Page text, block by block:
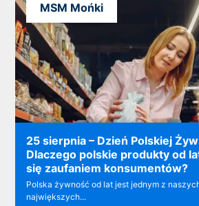
25 sierpnia – Dzień Polskiej
Dlaczego polskie produkty od
się zaufaniem konsumentów?
Polska żywność od lat jest jednym z
największych...
MSM Mońki